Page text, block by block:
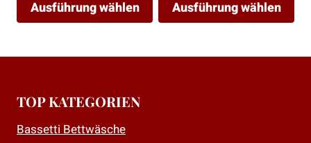
Ausführung wählen
Varianten
auf.
Ausführung wählen
TOP KATEGORIEN
Bassetti Bettwäsche